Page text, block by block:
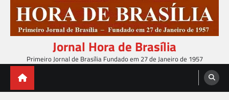
content
Jornal Hora de Brasília
Primeiro Jornal de Brasília Fundado em 27 de Janeiro de 1957